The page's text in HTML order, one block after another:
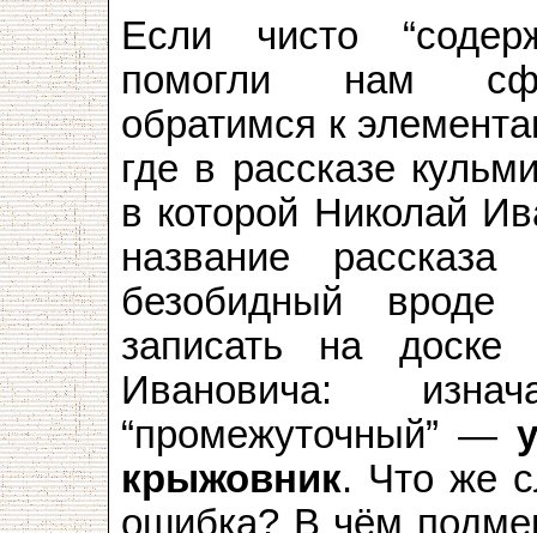
Если чисто
помогли нам
обратимся к
где в рассказе
в которой Николай
название
безобидный
записать на
Ивановича:
“промежуточный” —
крыжовник. Что же
ошибка? В чём